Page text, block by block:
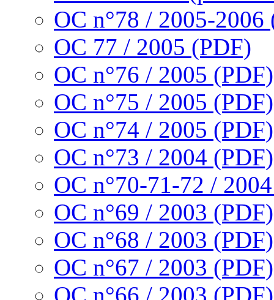
OC n°78 / 2005-2006
OC 77 / 2005 (PDF)
OC n°76 / 2005 (PDF)
OC n°75 / 2005 (PDF)
OC n°74 / 2005 (PDF)
OC n°73 / 2004 (PDF)
OC n°70-71-72 /
OC n°69 / 2003 (PDF)
OC n°68 / 2003 (PDF)
OC n°67 / 2003 (PDF)